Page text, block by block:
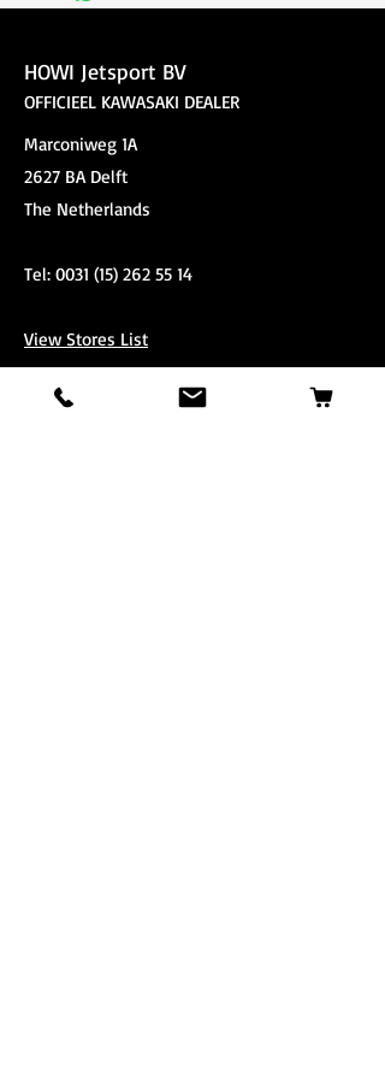
015 - 262 55 14
HOWI Jetsport BV
OFFICIEEL KAWASAKI DEALER
Marconiweg 1A
2627 BA Delft
The Netherlands
Tel: 0031 (15) 262 55 14
View Stores List